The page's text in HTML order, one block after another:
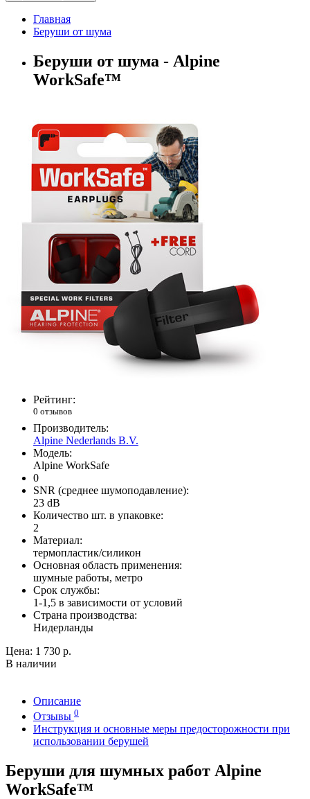
Главная
Беруши от шума
Беруши от шума - Alpine
WorkSafe™
Рейтинг:
0 отзывов
Производитель:
Alpine Nederlands B.V.
Модель:
Alpine WorkSafe
0
SNR (среднее шумоподавление):
23 dB
Количество шт. в упаковке:
2
Материал:
термопластик/силикон
Основная область применения:
шумные работы, метро
Срок службы:
1-1,5 в зависимости от условий
Страна производства:
Нидерланды
Цена: 1 730 р.
В наличии
Описание
Отзывы 0
Инструкция и основные меры предосторожности при
использовании берушей
Беруши для шумных работ Alpine
WorkSafe™